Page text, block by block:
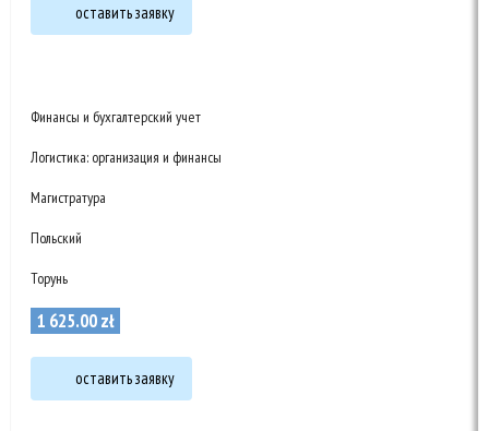
оставить заявку
Финансы и бухгалтерский учет
Логистика: организация и финансы
Магистратура
Польский
Торунь
1 625.00zł
оставить заявку